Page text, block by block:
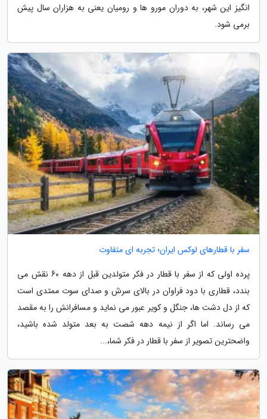
انگیز این شهر، به دوران مورو ها و رومیان یعنی به هزاران سال پیش
برمی شود.
سفر با قطارهای لوکس ایران؛ تجربه ای متفاوت
پرده اولی که از سفر با قطار در فکر متولدین قبل از دهه 60 نقش می
بندد، قطاری با دود فراوان در بالای سرش و صدای سوت ممتدی است
که از دل دشت ها، جنگل و کویر عبور می نماید و مسافرانش را به مقصد
می رساند. اما اگر از نیمه دهه شصت به بعد متولد شده باشید،
واضحترین تصویر از سفر با قطار در فکر شما،...